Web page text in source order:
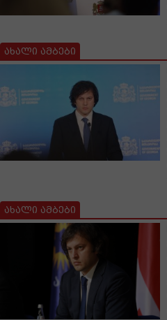
ახალი ამბები
ახალი ამბები